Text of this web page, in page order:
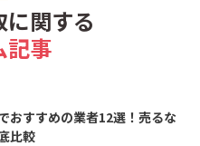
に関する
記事
おすすめの業者12選！売るな
比較